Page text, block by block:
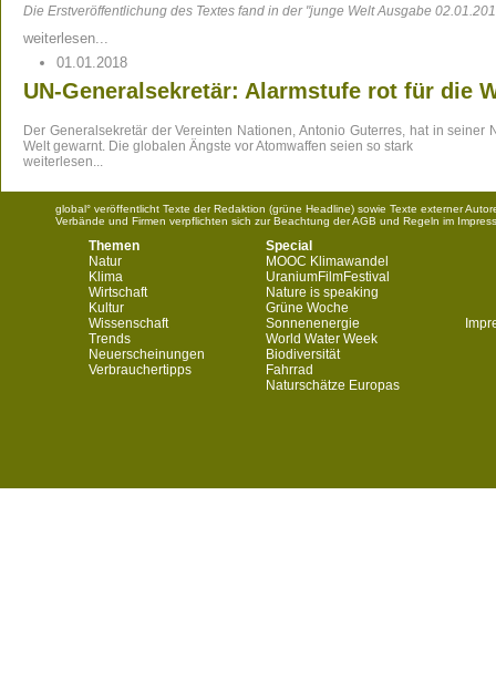
Die Erstveröffentlichung des Textes fand in der "junge Welt Ausgabe
weiterlesen...
01.01.2018
UN-Generalsekretär: Alarmstufe rot für die
Der Generalsekretär der Vereinten Nationen, Antonio Guterres, hat in seiner
Welt gewarnt. Die globalen Ängste vor Atomwaffen seien so stark
weiterlesen...
global° veröffentlicht Texte der Redaktion (grüne Headline) sowie Texte externer
Verbände und Firmen verpflichten sich zur Beachtung der AGB und Regeln im
Themen
Natur
Klima
Wirtschaft
Kultur
Wissenschaft
Trends
Neuerscheinungen
Verbrauchertipps
Special
MOOC Klimawandel
UraniumFilmFestival
Nature is speaking
Grüne Woche
Sonnenenergie
World Water Week
Biodiversität
Fahrrad
Naturschätze Europas